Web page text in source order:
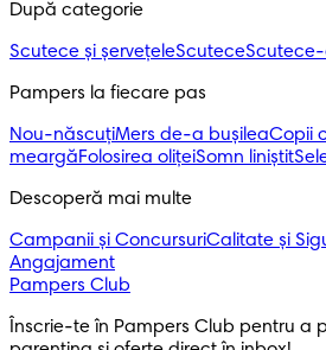
După categorie
Scutece și șervețeleScuteceScutece-
Pampers la fiecare pas
Nou-născuțiMers de-a bușileaCopii
meargăFolosirea olițeiSomn liniștit
Descoperă mai multe
Campanii și ConcursuriCalitate și
Angajament
Pampers Club
Înscrie-te în Pampers Club pentru a